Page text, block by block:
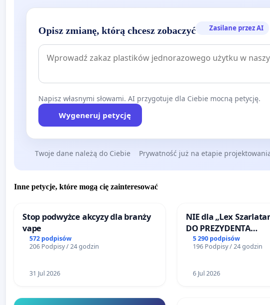
Opisz zmianę, którą chcesz zobaczyć Zasilane przez AI
Napisz własnymi słowami. AI przygotuje dla Ciebie mocną petycję.
Wygeneruj petycję
Twoje dane należą do Ciebie Prywatność już na etapie
Inne petycje, które mogą cię zainteresować
Stop podwyżce akcyzy dla branży
vape
572 podpisów
206 Podpisy / 24 godzin
31 Jul 2026
NIE dla „Lex
DO PREZYDENTA
RZECZYPOSPOLITEJ
5 290 podpisów
196 Podpisy / 24 godzin
6 Jul 2026